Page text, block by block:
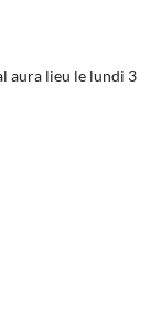
aura lieu le lundi 3